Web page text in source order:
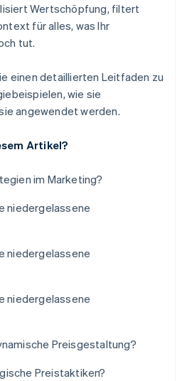
Wertschöpfung, filtert
für alles, was Ihr
tut.
einen detaillierten Leitfaden zu
wie sie
angewendet werden.
Artikel?
im Marketing?
niedergelassene
niedergelassene
niedergelassene
Preisgestaltung?
Preistaktiken?